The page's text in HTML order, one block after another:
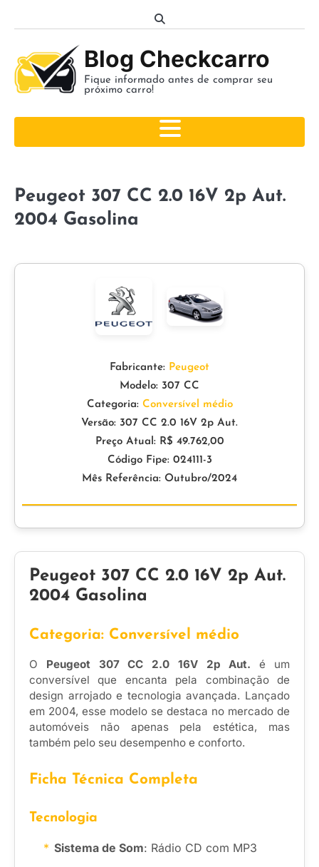
Blog Checkcarro
Fique informado antes de comprar seu
próximo carro!
Peugeot 307 CC 2.0 16V 2p Aut.
2004 Gasolina
Fabricante: Peugeot
Modelo: 307 CC
Categoria: Conversível médio
Versão: 307 CC 2.0 16V 2p Aut.
Preço Atual: R$ 49.762,00
Código Fipe: 024111-3
Mês Referência: Outubro/2024
Peugeot 307 CC 2.0 16V 2p Aut.
2004 Gasolina
Categoria: Conversível médio
O Peugeot 307 CC 2.0 16V 2p Aut. é um
conversível que encanta pela combinação de
design arrojado e tecnologia avançada. Lançado
em 2004, esse modelo se destaca no mercado de
automóveis não apenas pela estética, mas
também pelo seu desempenho e conforto.
Ficha Técnica Completa
Tecnologia
Sistema de Som: Rádio CD com MP3